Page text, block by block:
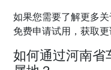
如果您需要了解更多
免费申请试用，获取更
如何通过河南省